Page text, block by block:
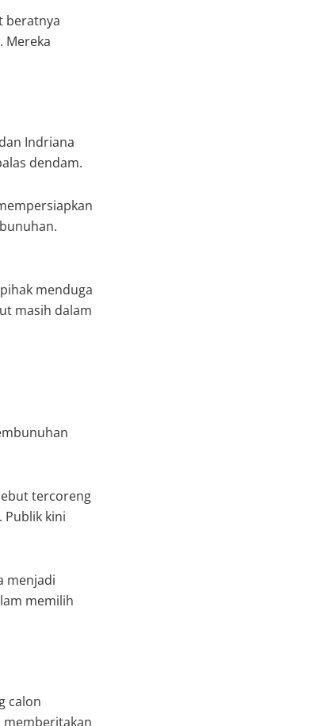
beratnya
Mereka
Indriana
dendam.
menduga
masih dalam
tercoreng
Publik kini
menjadi
memilih
calon
memberitakan